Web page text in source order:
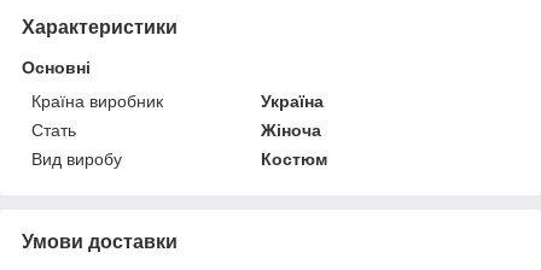
Характеристики
Основні
Країна виробник
Україна
Стать
Жіноча
Вид виробу
Костюм
Умови доставки